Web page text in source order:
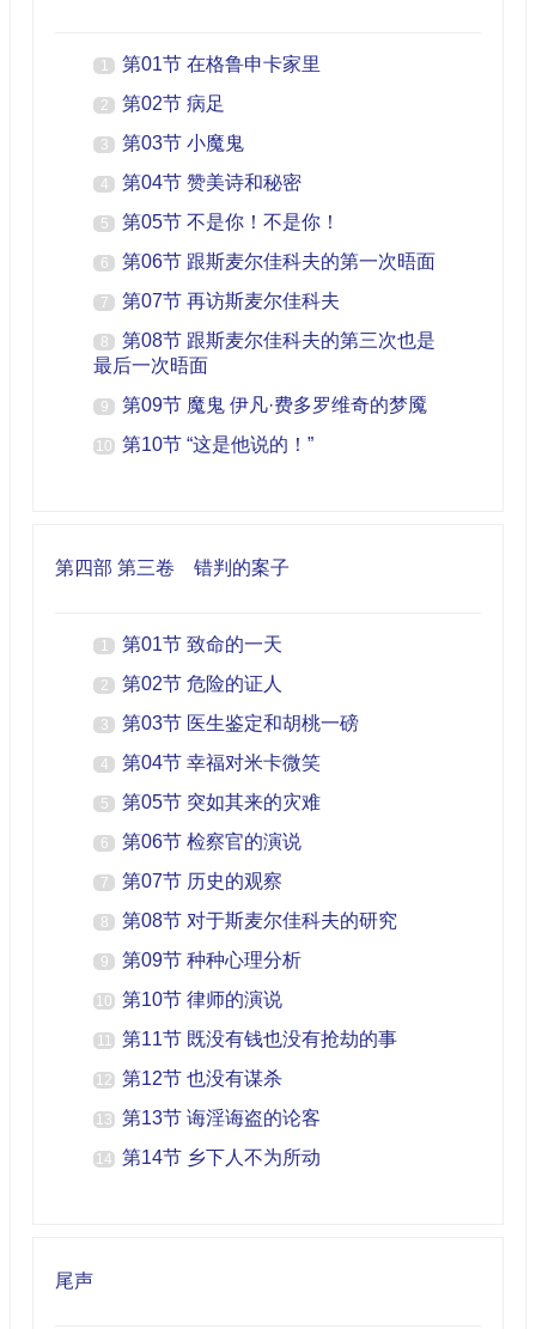
1 第01节 在格鲁申卡家里
2 第02节 病足
3 第03节 小魔鬼
4 第04节 赞美诗和秘密
5 第05节 不是你！不是你！
6 第06节 跟斯麦尔佳科夫的第一次晤面
7 第07节 再访斯麦尔佳科夫
8
第08节 跟斯麦尔佳科夫的第三次也是
最后一次晤面
9 第09节 魔鬼 伊凡·费多罗维奇的梦魇
10 第10节 “这是他说的！”
第四部 第三卷 错判的案子
1 第01节 致命的一天
2 第02节 危险的证人
3 第03节 医生鉴定和胡桃一磅
4 第04节 幸福对米卡微笑
5 第05节 突如其来的灾难
6 第06节 检察官的演说
7 第07节 历史的观察
8 第08节 对于斯麦尔佳科夫的研究
9 第09节 种种心理分析
10 第10节 律师的演说
11 第11节 既没有钱也没有抢劫的事
12 第12节 也没有谋杀
13 第13节 诲淫诲盗的论客
14 第14节 乡下人不为所动
尾声